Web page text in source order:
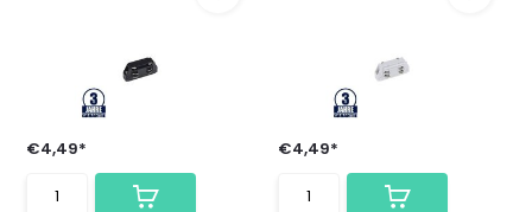
€4,49* €4,49*